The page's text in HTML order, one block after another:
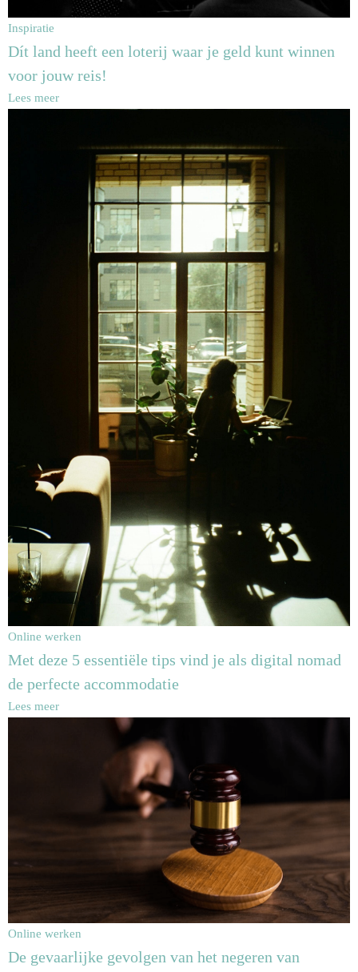
Inspiratie
Dít land heeft een loterij waar je geld kunt winnen
voor jouw reis!
Lees meer
Online werken
Met deze 5 essentiële tips vind je als digital nomad
de perfecte accommodatie
Lees meer
Online werken
De gevaarlijke gevolgen van het negeren van